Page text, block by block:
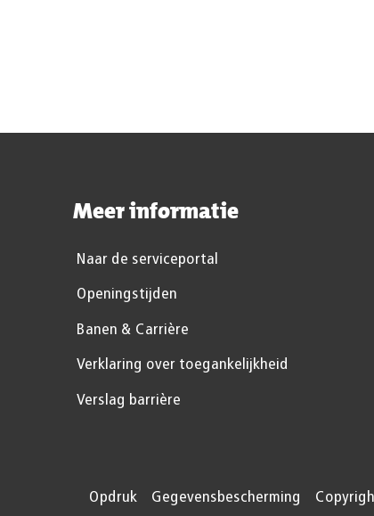
Meer informatie
Naar de serviceportal
Openingstijden
Banen & Carrière
Verklaring over toegankelijkheid
Verslag barrière
Opdruk Gegevensbescherming